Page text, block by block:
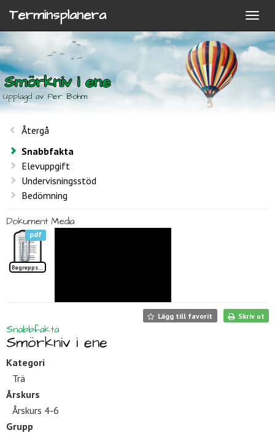
Terminsplanera
Smörkniv i ene
Upplagd av Per Bohm
Återgå
Snabbfakta
Elevuppgift
Undervisningsstöd
Bedömning
Dokument
pdf
Begreppslista Smörkniv i ene
Media
Lägg till favorit Skriv ut
Snabbfakta
Smörkniv i ene
Kategori
Trä
Årskurs
Årskurs 4-6
Grupp